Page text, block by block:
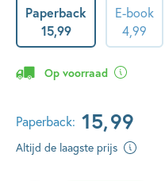
Paperback
15,99
E-book
499
Op voorraad
Paperback: 15,99
Altijd de laagste prijs